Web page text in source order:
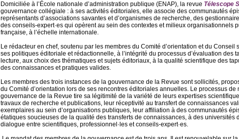
Domiciliée à l’École nationale d’administration publique (ENAP), la revue Télescope
gouvernance collégiale : à ses activités éditoriales, elle associe des communautés
représentants d’associations savantes et d’organismes de recherche, des
des conseils-expert·es qui opèrent au sein des contextes et milieux organisationnels
française, à l’échelle internationale.
Le rédacteur en chef, soutenu par les membres du Comité d’orientation et du
ses politiques éditoriale et rédactionnelle, à l’intégrité du processus d’évaluation des
lecture, aux choix des thématiques et sujets éditoriaux, à la qualité scientifique des
des connaissances et pratiques valides.
Les membres des trois instances de la gouvernance de la Revue sont sollicités,
du Comité d’orientation lors de ses rencontres éditoriales annuelles. Le processus
gouvernance de la Revue tire sa légitimité de la variété de leurs expertises
travaux de recherche et publications, leur réceptivité au transfert de connaissances
exemplaires au sein d’organisations publiques, leur affiliation à des communautés
étatiques soucieuses de la qualité des transferts de connaissances, à des universités
dialogue entre scientifiques, professionnel·les et conseils-expert·es.